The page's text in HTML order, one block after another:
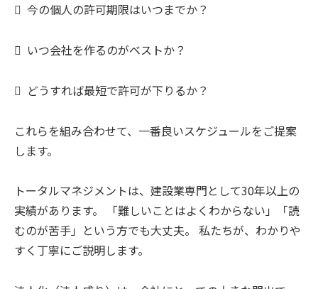
 今の個人の許可期限はいつまでか？
 いつ会社を作るのがベストか？
 どうすれば最短で許可が下りるか？
これらを組み合わせて、一番良いスケジュールをご提案
します。
トータルマネジメントは、建設業専門として30年以上の
実績があります。 「難しいことはよくわからない」「読
むのが苦手」という方でも大丈夫。 私たちが、わかりや
すく丁寧にご説明します。